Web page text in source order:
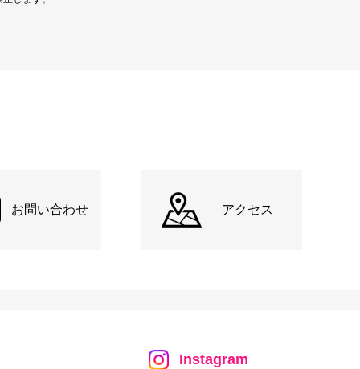
お問い合わせ アクセス
Instagram